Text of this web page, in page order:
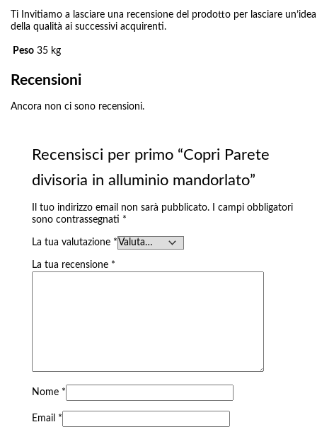
Ti Invitiamo a lasciare una recensione del prodotto per lasciare un’idea
della qualità ai successivi acquirenti.
Peso 35 kg
Recensioni
Ancora non ci sono recensioni.
Recensisci per primo “Copri Parete
divisoria in alluminio mandorlato”
Il tuo indirizzo email non sarà pubblicato.
I campi obbligatori
sono contrassegnati *
La tua valutazione *
La tua recensione *
Nome *
Email *